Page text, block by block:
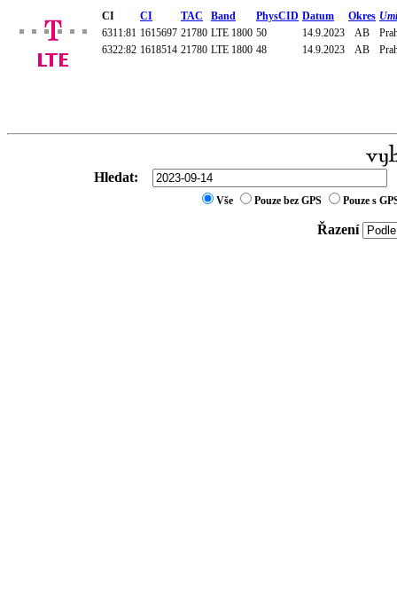
CI CI TAC Band PhysCID Datum Okres
6311:81 1615697 21780 LTE 1800 50 14.9.2023 AB
6322:82 1618514 21780 LTE 1800 48 14.9.2023 AB
Hledat:
Vše Pouze bez GPS Pouze s
Řazení